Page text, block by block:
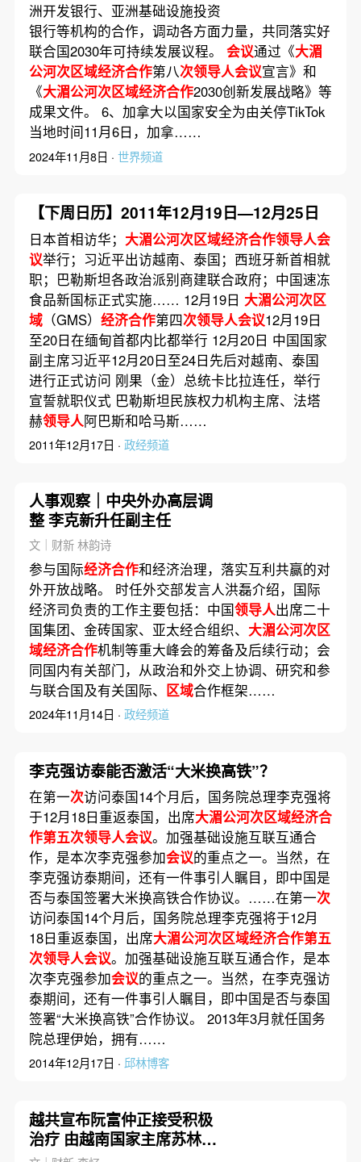
洲开发银行、亚洲基础设施投资
银行等机构的合作，调动各方面力量，共同落实好
联合国2030年可持续发展议程。 会议通过《大湄
公河次区域经济合作第八次领导人会议宣言》和
《大湄公河次区域经济合作2030创新发展战略》等
成果文件。 6、加拿大以国家安全为由关停TikTok
当地时间11月6日，加拿……
2024年11月8日 · 世界频道
【下周日历】2011年12月19日—12月25日
日本首相访华； 大湄公河次区域经济合作领导人会
议举行；习近平出访越南、泰国；西班牙新首相就
职；巴勒斯坦各政治派别商建联合政府；中国速冻
食品新国标正式实施…… 12月19日 大湄公河次区
域（GMS） 经济合作第四次领导人会议12月19日
至20日在缅甸首都内比都举行 12月20日 中国国家
副主席习近平12月20日至24日先后对越南、泰国
进行正式访问 刚果（金）总统卡比拉连任，举行
宣誓就职仪式 巴勒斯坦民族权力机构主席、法塔
赫领导人阿巴斯和哈马斯……
2011年12月17日 · 政经频道
人事观察｜中央外办高层调
整 李克新升任副主任
文｜财新 林韵诗
参与国际经济合作和经济治理，落实互利共赢的对
外开放战略。 时任外交部发言人洪磊介绍，国际
经济司负责的工作主要包括：中国领导人出席二十
国集团、金砖国家、亚太经合组织、 大湄公河次区
域经济合作机制等重大峰会的筹备及后续行动；会
同国内有关部门，从政治和外交上协调、研究和参
与联合国及有关国际、 区域合作框架……
2024年11月14日 · 政经频道
李克强访泰能否激活“大米换高铁”？
在第一次访问泰国14个月后，国务院总理李克强将
于12月18日重返泰国，出席大湄公河次区域经济合
作第五次领导人会议。加强基础设施互联互通合
作，是本次李克强参加会议的重点之一。当然，在
李克强访泰期间，还有一件事引人瞩目，即中国是
否与泰国签署大米换高铁合作协议。……在第一次
访问泰国14个月后，国务院总理李克强将于12月
18日重返泰国，出席大湄公河次区域经济合作第五
次领导人会议。加强基础设施互联互通合作，是本
次李克强参加会议的重点之一。当然，在李克强访
泰期间，还有一件事引人瞩目，即中国是否与泰国
签署“大米换高铁”合作协议。 2013年3月就任国务
院总理伊始，拥有……
2014年12月17日 · 邱林博客
越共宣布阮富仲正接受积极
治疗 由越南国家主席苏林指